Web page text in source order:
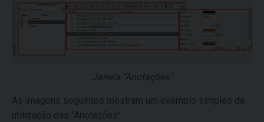
Janela "Anotações"
As imagens seguintes mostram um exemplo simples da
utilização das "Anotações".